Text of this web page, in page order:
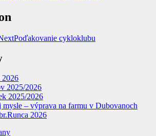
Poďakovanie cykloklubu
2026
2025/2026
2025/2026
mysle – výprava na farmu v Dubovanoch
2026